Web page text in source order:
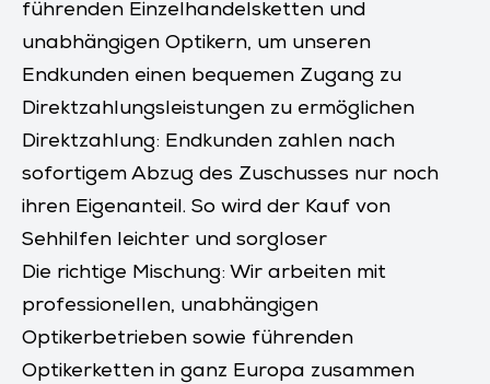
führenden Einzelhandelsketten und
unabhängigen Optikern, um unseren
Endkunden einen bequemen Zugang zu
Direktzahlungsleistungen zu ermöglichen
Direktzahlung: Endkunden zahlen nach
sofortigem Abzug des Zuschusses nur noch
ihren Eigenanteil. So wird der Kauf von
Sehhilfen leichter und sorgloser
Die richtige Mischung: Wir arbeiten mit
professionellen, unabhängigen
Optikerbetrieben sowie führenden
Optikerketten in ganz Europa zusammen